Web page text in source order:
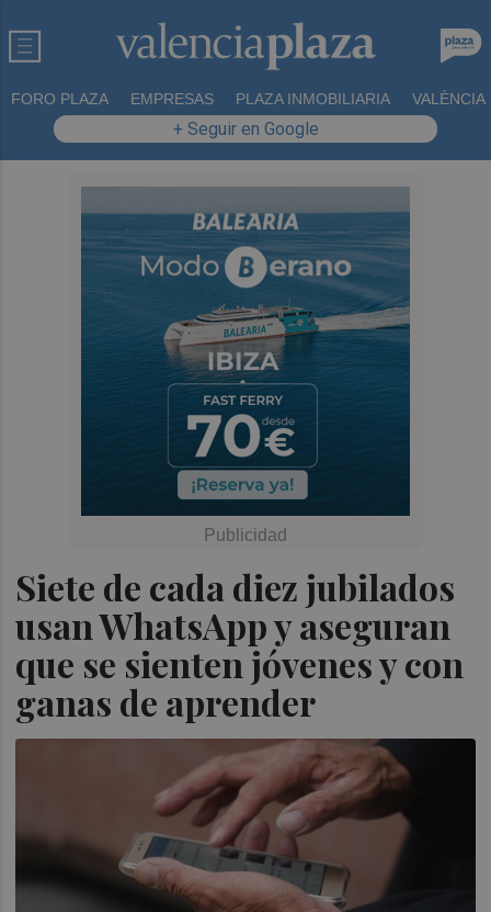
FORO PLAZA EMPRESAS PLAZA INMOBILIARIA VALÈNCIA
+ Seguir en Google
Siete de cada diez jubilados
usan WhatsApp y aseguran
que se sienten jóvenes y con
ganas de aprender